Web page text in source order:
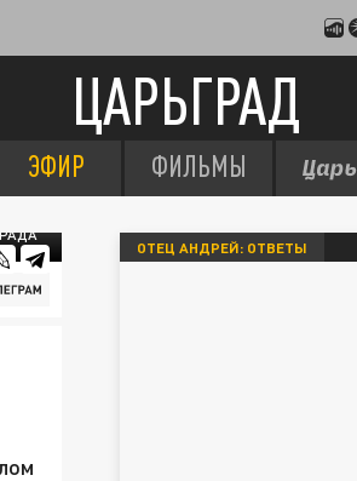
ЦАРЬГРАД
ЭФИР ФИЛЬМЫ
ОТЕЦ АНДРЕЙ: ОТВЕТЫ